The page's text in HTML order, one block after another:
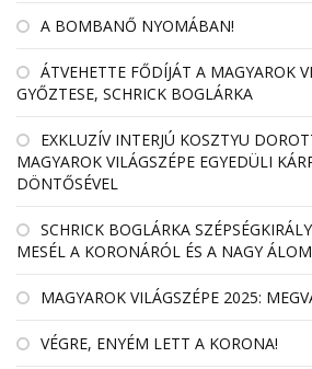
A BOMBANŐ NYOMÁBAN!
ÁTVEHETTE FŐDÍJÁT A MAGYAROK
GYŐZTESE, SCHRICK BOGLÁRKA
EXKLUZÍV INTERJÚ KOSZTYU
MAGYAROK VILÁGSZÉPE EGYEDÜLI
DÖNTŐSÉVEL
SCHRICK BOGLÁRKA
MESÉL A KORONÁRÓL ÉS A NAGY
MAGYAROK VILÁGSZÉPE 2025:
VÉGRE, ENYÉM LETT A KORONA!